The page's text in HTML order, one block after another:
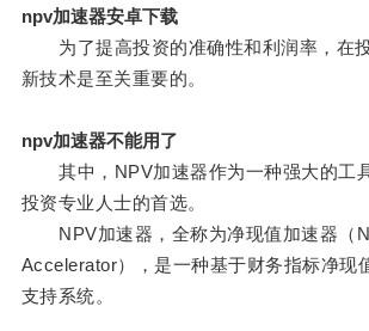
npv加速器安卓下载
为了提高投资的准确性和利润率，在投
新技术是至关重要的。
npv加速器不能用了
其中，NPV加速器作为一种强大的工
投资专业人士的首选。
NPV加速器，全称为净现值加速器（
Accelerator），是一种基于财务指标净现
支持系统。